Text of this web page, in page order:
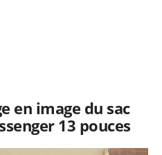
en image du sac
13 pouces